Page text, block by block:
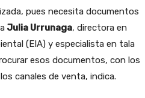
pues necesita documentos
Julia Urrunaga, directora en
(EIA) y especialista en tala
esos documentos, con los
canales de venta, indica.